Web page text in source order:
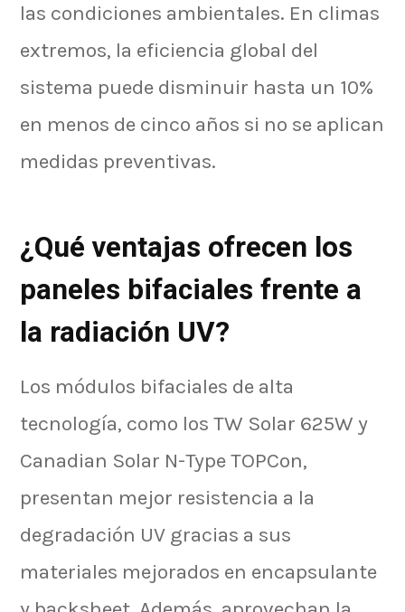
las condiciones ambientales. En climas
extremos, la eficiencia global del
sistema puede disminuir hasta un 10%
en menos de cinco años si no se aplican
medidas preventivas.
¿Qué ventajas ofrecen los
paneles bifaciales frente a
la radiación UV?
Los módulos bifaciales de alta
tecnología, como los TW Solar 625W y
Canadian Solar N-Type TOPCon,
presentan mejor resistencia a la
degradación UV gracias a sus
materiales mejorados en encapsulante